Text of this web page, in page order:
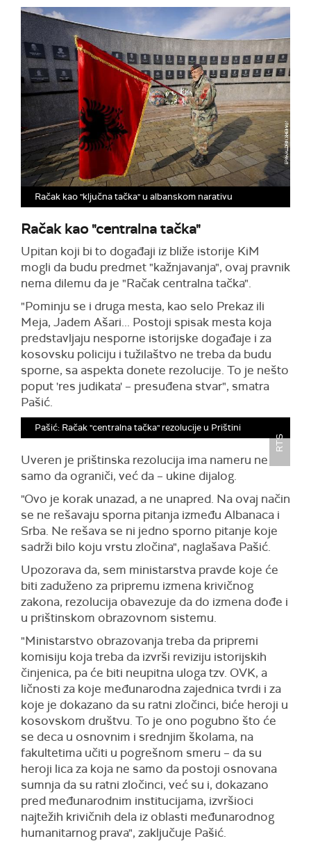
Račak kao "ključna tačka" u albanskom narativu
Račak kao "centralna tačka"
Upitan koji bi to događaji iz bliže istorije KiM
mogli da budu predmet "kažnjavanja", ovaj pravnik
nema dilemu da je "Račak centralna tačka".
"Pominju se i druga mesta, kao selo Prekaz ili
Meja, Jadem Ašari... Postoji spisak mesta koja
predstavljaju nesporne istorijske događaje i za
kosovsku policiju i tužilaštvo ne treba da budu
sporne, sa aspekta donete rezolucije. To je nešto
poput 'res judikata' – presuđena stvar", smatra
Pašić.
Pašić: Račak "centralna tačka" rezolucije u Prištini
RTS
Uveren je prištinska rezolucija ima nameru ne
samo da ograniči, već da – ukine dijalog.
"Ovo je korak unazad, a ne unapred. Na ovaj način
se ne rešavaju sporna pitanja između Albanaca i
Srba. Ne rešava se ni jedno sporno pitanje koje
sadrži bilo koju vrstu zločina", naglašava Pašić.
Upozorava da, sem ministarstva pravde koje će
biti zaduženo za pripremu izmena krivičnog
zakona, rezolucija obavezuje da do izmena dođe i
u prištinskom obrazovnom sistemu.
"Ministarstvo obrazovanja treba da pripremi
komisiju koja treba da izvrši reviziju istorijskih
činjenica, pa će biti neupitna uloga tzv. OVK, a
ličnosti za koje međunarodna zajednica tvrdi i za
koje je dokazano da su ratni zločinci, biće heroji u
kosovskom društvu. To je ono pogubno što će
se deca u osnovnim i srednjim školama, na
fakultetima učiti u pogrešnom smeru – da su
heroji lica za koja ne samo da postoji osnovana
sumnja da su ratni zločinci, već su i, dokazano
pred međunarodnim institucijama, izvršioci
najtežih krivičnih dela iz oblasti međunarodnog
humanitarnog prava", zaključuje Pašić.